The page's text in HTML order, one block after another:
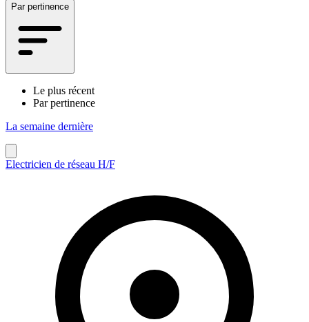
Par pertinence
Le plus récent
Par pertinence
La semaine dernière
Electricien de réseau H/F